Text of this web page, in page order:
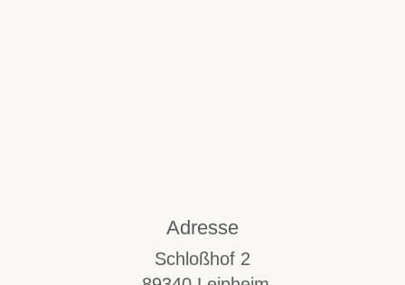
Adresse
Schloßhof 2